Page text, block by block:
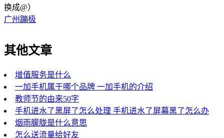
换成@）
广州蹦极
其他文章
增值服务是什么
一加手机属于哪个品牌 一加手机的介绍
教师节的由来50字
手机进水了黑屏了怎么处理 手机进水了屏幕黑了怎么办
烟雨朦胧是什么意思
怎么送流量给好友